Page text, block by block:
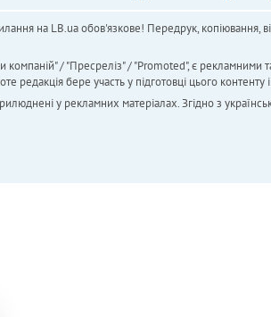
на LB.ua обов'язкове! Передрук, копіювання,
/ "Пресреліз" / "Promoted", є рекламними
бере участь у підготовці цього контенту
у рекламних матеріалах. Згідно з